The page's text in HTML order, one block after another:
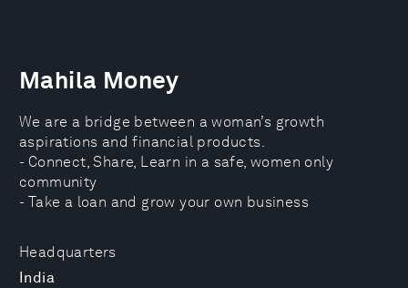
Headquarters
India
Mahila Money
We are a bridge between a woman’s growth
aspirations and financial products.
- Connect, Share, Learn in a safe, women only
community
- Take a loan and grow your own business